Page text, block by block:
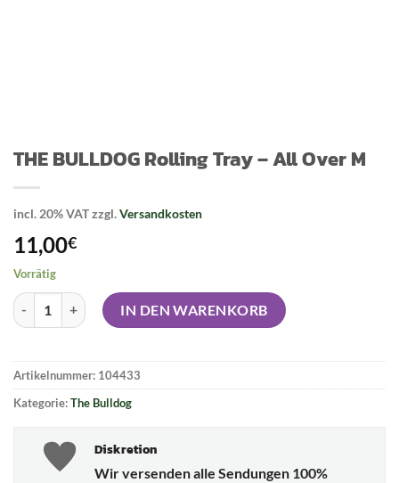
THE BULLDOG Rolling Tray – All Over M
incl. 20% VATzzgl.Versandkosten
11,00€
Vorrätig
THE BULLDOG Rolling Tray - All Over M Menge
IN DEN WARENKORB
Artikelnummer: 104433
Kategorie:The Bulldog
Diskretion
Wir versenden alle Sendungen 100%